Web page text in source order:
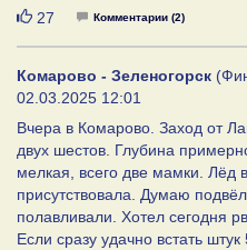
Нравится
27 Комментарии (2)
Комарово - Зеленогорск
02.03.2025 12:01
Вчера в Комарово. Заход от
двух шестов. Глубина
мелкая, всего две мамки. Лёд
присутствовала. Думаю
полавливали. Хотел сегодня
Если сразу удачно встать штук